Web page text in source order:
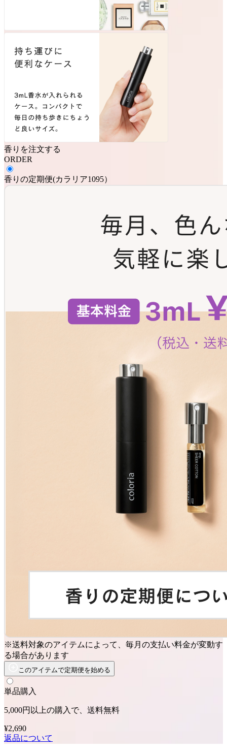
香りを注文する
ORDER
香りの定期便(カラリア1095）
※送料対象のアイテムによって、毎月の支払い料金が変動す
る場合があります
このアイテムで定期便を始める
単品購入
5,000円以上の購入で、送料無料
¥2,690
返品について